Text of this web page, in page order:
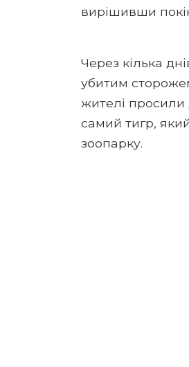
вирішивши
Через кілька
убитим
жителі
самий тигр,
зоопарку.